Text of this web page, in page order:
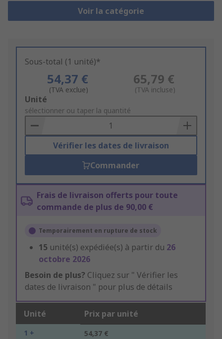
Voir la catégorie
Sous-total (1 unité)*
54,37 €
(TVA exclue)
65,79 €
(TVA incluse)
Add
to
Basket
Unité
sélectionner ou taper la quantité
Vérifier les dates de livraison
Commander
Frais de livraison offerts pour toute
commande de plus de 90,00 €
Temporairement en rupture de stock
15 unité(s) expédiée(s) à partir du 26
octobre 2026
Besoin de plus? Cliquez sur " Vérifier les
dates de livraison " pour plus de détails
Unité Prix par unité
1 + 54,37 €